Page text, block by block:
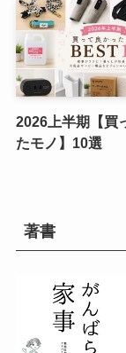
2026上半期【買
たモノ】10選
著書